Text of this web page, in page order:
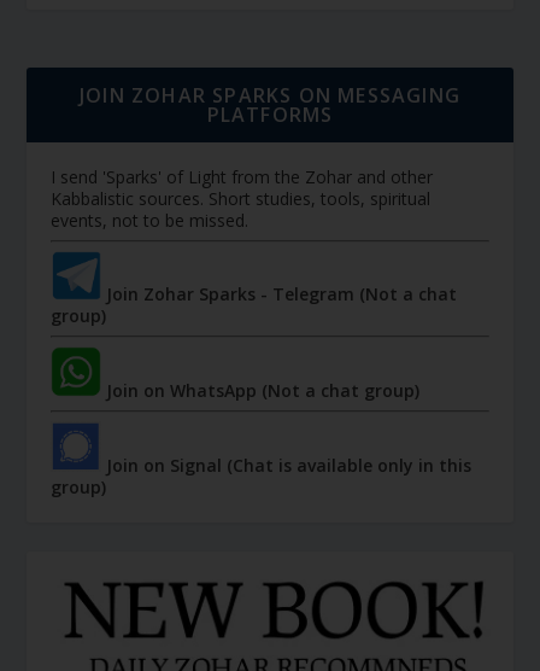
JOIN ZOHAR SPARKS ON MESSAGING
PLATFORMS
I send 'Sparks' of Light from the Zohar and other
Kabbalistic sources. Short studies, tools, spiritual
events, not to be missed.
Join Zohar Sparks - Telegram (Not a chat
group)
Join on WhatsApp (Not a chat group)
Join on Signal (Chat is available only in this
group)